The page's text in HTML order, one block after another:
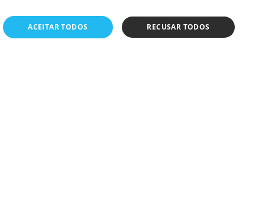
ACEITAR TODOS RECUSAR TODOS